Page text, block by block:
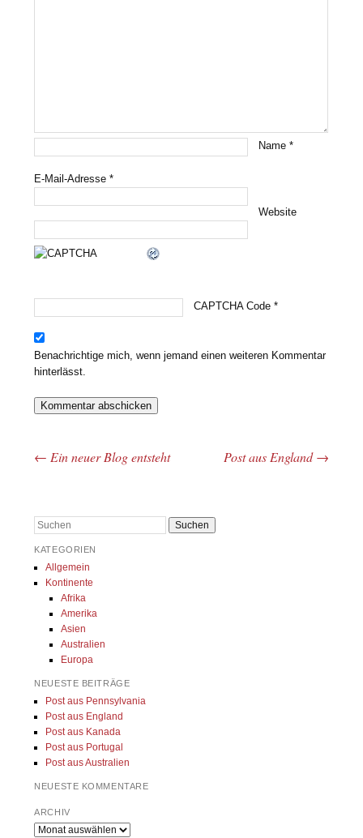
Name*
E-Mail-Adresse*
Website
CAPTCHA Code *
Benachrichtige mich, wenn jemand einen weiteren Kommentar
hinterlässt.
Beitrags-Navigation
← Ein neuer Blog entsteht Post aus England→
Suchen
KATEGORIEN
Allgemein
Kontinente
Afrika
Amerika
Asien
Australien
Europa
NEUESTE BEITRÄGE
Post aus Pennsylvania
Post aus England
Post aus Kanada
Post aus Portugal
Post aus Australien
NEUESTE KOMMENTARE
ARCHIV
Archiv